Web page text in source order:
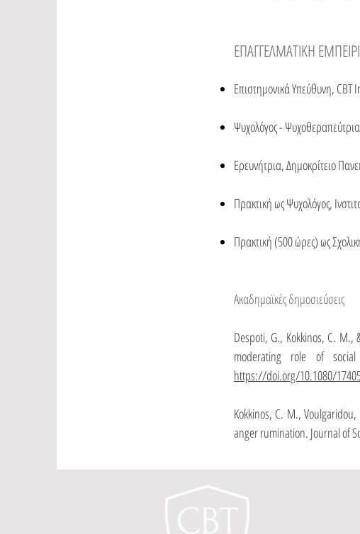
ΕΠΑΓΓΕΛΜΑΤΙΚΗ
Επιστημονικά Υπεύθυνη,
Ψυχολόγος -
Ερευνήτρια, Δημοκρίτειο
Πρακτική ως Ψυχολόγος,
Πρακτική (500 ώρες) ως
Ακαδημαϊκές δημοσιεύσεις
Despoti, G., Kokkinos, C.
moderating role of social
https://doi.org/10.1080/
Kokkinos, C. M.,
anger rumination. Journal of